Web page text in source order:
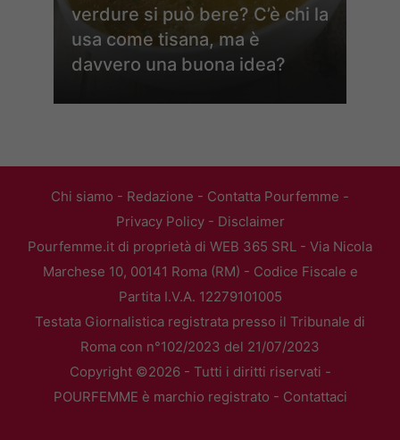
verdure si può bere? C’è chi la
usa come tisana, ma è
davvero una buona idea?
Chi siamo - Redazione - Contatta Pourfemme -
Privacy Policy- Disclaimer
Pourfemme.it di proprietà di WEB 365 SRL - Via Nicola
Marchese 10, 00141 Roma (RM) - Codice Fiscale e
Partita I.V.A. 12279101005
Testata Giornalistica registrata presso il Tribunale di
Roma con n°102/2023 del 21/07/2023
Copyright ©2026 - Tutti i diritti riservati -
POURFEMME è marchio registrato - Contattaci